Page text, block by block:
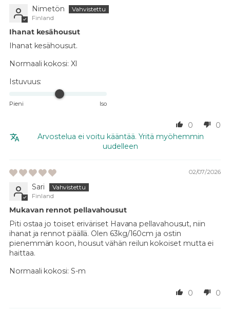
Nimetön
Finland
Ihanat kesähousut
Ihanat kesähousut.
Normaali kokosi: Xl
Istuvuus:
Pieni Iso
0
0
Arvostelua ei voitu kääntää. Yritä myöhemmin
uudelleen
02/07/2026
Sari
Finland
Mukavan rennot pellavahousut
Piti ostaa jo toiset eriväriset Havana pellavahousut, niin
ihanat ja rennot päällä. Olen 63kg/160cm ja ostin
pienemmän koon, housut vähän reilun kokoiset mutta ei
haittaa.
Normaali kokosi: S-m
0 0